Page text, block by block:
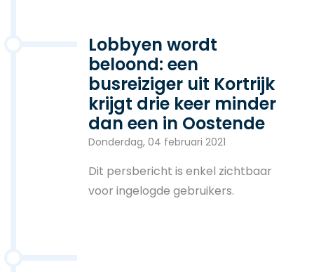
Lobbyen wordt
beloond: een
busreiziger uit Kortrijk
krijgt drie keer minder
dan een in Oostende
Donderdag, 04 februari 2021
Dit persbericht is enkel zichtbaar
voor ingelogde gebruikers.